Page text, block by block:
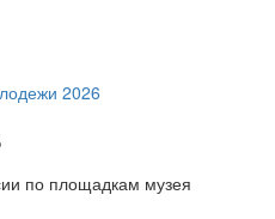
по площадкам музея